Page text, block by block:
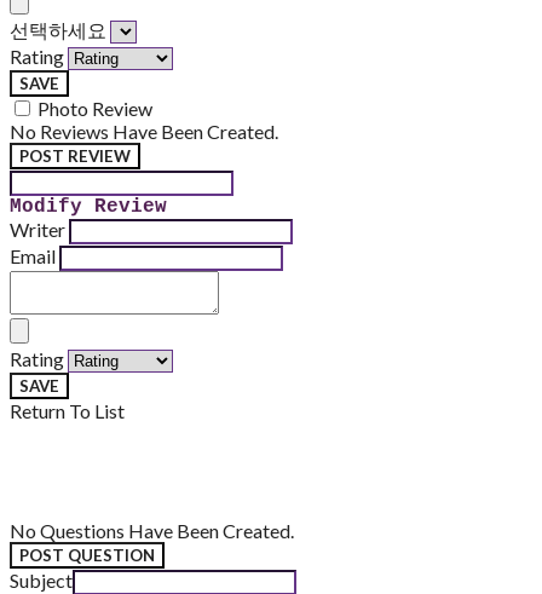
선택하세요
Rating
SAVE
Photo Review
No Reviews Have Been Created.
POST REVIEW
Modify Review
Writer
Email
Rating
SAVE
Return To List
No Questions Have Been Created.
POST QUESTION
Subject